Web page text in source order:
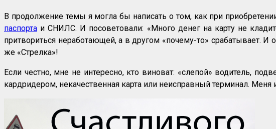
В продолжение темы я могла бы написать о том, как при
паспорта и СНИЛС. И посоветовали: «Много денег на карту не
притвориться неработающей, а в другом «почему-то» срабатывает. И
же «Стрелка»!
Если честно, мне не интересно, кто виноват: «слепой» водитель,
кардридером, некачественная карта или неисправный терминал. Меня